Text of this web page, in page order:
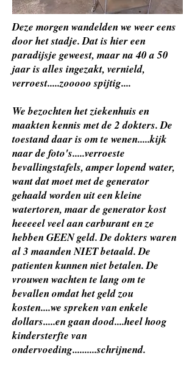
Deze morgen wandelden we weer eens
door het stadje. Dat is hier een
paradijsje geweest, maar na 40 a 50
jaar is alles ingezakt, vernield,
verroest.....zooooo spijtig....
We bezochten het ziekenhuis en
maakten kennis met de 2 dokters. De
toestand daar is om te wenen.....kijk
naar de foto's.....verroeste
bevallingstafels, amper lopend water,
want dat moet met de generator
gehaald worden uit een kleine
watertoren, maar de generator kost
heeeeel veel aan carburant en ze
hebben GEEN geld. De dokters waren
al 3 maanden NIET betaald. De
patienten kunnen niet betalen. De
vrouwen wachten te lang om te
bevallen omdat het geld zou
kosten....we spreken van enkele
dollars.....en gaan dood....heel hoog
kindersterfte van
ondervoeding..........schrijnend.